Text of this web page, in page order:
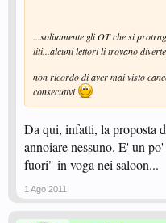
...solitamente gli OT che si
liti...alcuni lettori li trovano
non ricordo di aver mai visto
consecutivi
Da qui, infatti, la proposta
annoiare nessuno. E' un
fuori" in voga nei saloon...
1 Ago 2011